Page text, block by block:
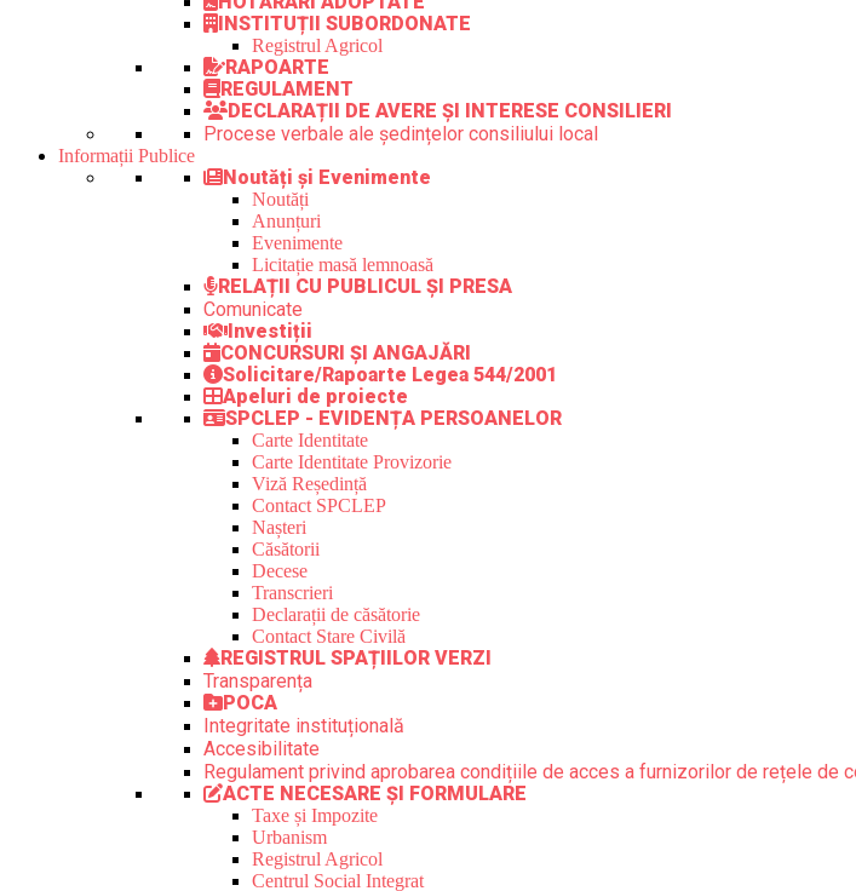
INSTITUȚII SUBORDONATE
Registrul Agricol
RAPOARTE
REGULAMENT
DECLARAȚII DE AVERE ȘI INTERESE CONSILIERI
Procese verbale ale ședințelor consiliului local
Informații Publice
Noutăți și Evenimente
Noutăți
Anunțuri
Evenimente
Licitație masă lemnoasă
RELAȚII CU PUBLICUL ȘI PRESA
Comunicate
Investiții
CONCURSURI ȘI ANGAJĂRI
Solicitare/Rapoarte Legea 544/2001
Apeluri de proiecte
SPCLEP - EVIDENȚA PERSOANELOR
Carte Identitate
Carte Identitate Provizorie
Viză Reședință
Contact SPCLEP
Nașteri
Căsătorii
Decese
Transcrieri
Declarații de căsătorie
Contact Stare Civilă
REGISTRUL SPAȚIILOR VERZI
Transparența
POCA
Integritate instituțională
Accesibilitate
Regulament privind aprobarea condițiile de acces a furnizorilor de rețele de
ACTE NECESARE ȘI FORMULARE
Taxe și Impozite
Urbanism
Registrul Agricol
Centrul Social Integrat